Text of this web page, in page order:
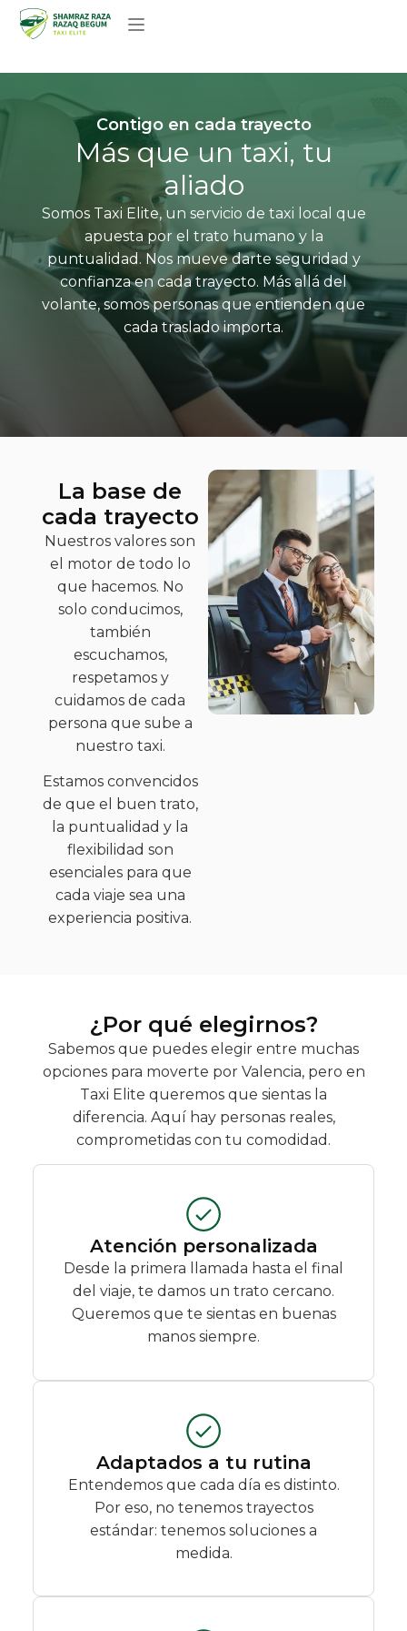
Contigo en cada trayecto
Más que un taxi, tu
aliado
Somos Taxi Elite, un servicio de taxi local que
apuesta por el trato humano y la
puntualidad. Nos mueve darte seguridad y
confianza en cada trayecto. Más allá del
volante, somos personas que entienden que
cada traslado importa.
La base de
cada trayecto
Nuestros valores son
el motor de todo lo
que hacemos. No
solo conducimos,
también
escuchamos,
respetamos y
cuidamos de cada
persona que sube a
nuestro taxi.
Estamos convencidos
de que el buen trato,
la puntualidad y la
flexibilidad son
esenciales para que
cada viaje sea una
experiencia positiva.
¿Por qué elegirnos?
Sabemos que puedes elegir entre muchas
opciones para moverte por Valencia, pero en
Taxi Elite queremos que sientas la
diferencia. Aquí hay personas reales,
comprometidas con tu comodidad.
Atención personalizada
Desde la primera llamada hasta el final
del viaje, te damos un trato cercano.
Queremos que te sientas en buenas
manos siempre.
Adaptados a tu rutina
Entendemos que cada día es distinto.
Por eso, no tenemos trayectos
estándar: tenemos soluciones a
medida.